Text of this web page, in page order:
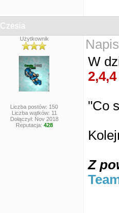
Czesia
Użytkownik
Liczba postów: 150
Liczba wątków: 11
Dołączył: Nov 2018
Reputacja: 428
W
2,4,4
"Co
Z